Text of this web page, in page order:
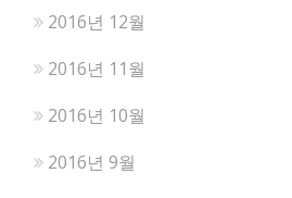
2016년 12월
2016년 11월
2016년 10월
2016년 9월